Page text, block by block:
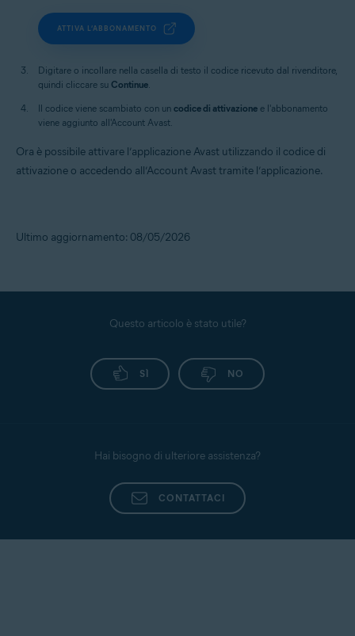
ATTIVA L’ABBONAMENTO
Digitare o incollare nella casella di testo il codice ricevuto dal rivenditore,
quindi cliccare su Continue.
Il codice viene scambiato con un codice di attivazione e l'abbonamento
viene aggiunto all'Account Avast.
Ora è possibile attivare l’applicazione Avast utilizzando il codice di
attivazione o accedendo all’Account Avast tramite l’applicazione.
Ultimo aggiornamento: 08/05/2026
Questo articolo è stato utile?
SÌ NO
Hai bisogno di ulteriore assistenza?
CONTATTACI